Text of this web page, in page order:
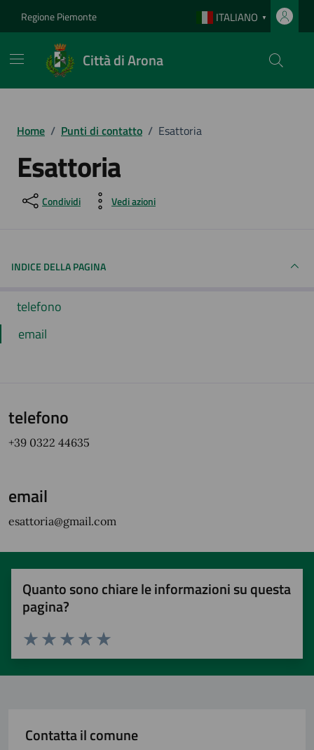
Regione Piemonte ITALIANO ▼
Città di Arona
Home / Punti di contatto / Esattoria
Esattoria
Condividi Vedi azioni
INDICE DELLA PAGINA
telefono
email
telefono
+39 0322 44635
email
esattoria@gmail.com
Quanto sono chiare le informazioni su questa
pagina?
Valuta 5 stelle su 5
Valuta 4 stelle su 5
Valuta 3 stelle su 5
Valuta 2 stelle su 5
Valuta 1 stelle su 5
Contatta il comune